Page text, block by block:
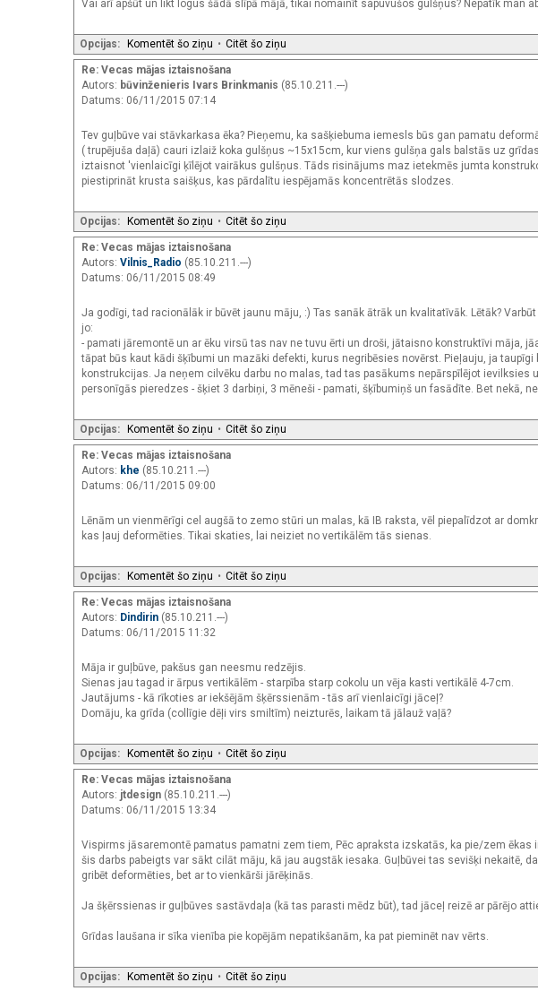
Vai arī apšūt un likt logus šādā slīpā mājā, tikai nomainīt sapuvušos gulšņus? Nepatīk man
Opcijas: Komentēt šo ziņu • Citēt šo ziņu
Re: Vecas mājas iztaisnošana
Autors: būvinženieris Ivars Brinkmanis (85.10.211.---)
Datums: 06/11/2015 07:14
Tev guļbūve vai stāvkarkasa ēka? Pieņemu, ka sašķiebuma iemesls būs gan pamatu
( trupējuša daļā) cauri izlaiž koka gulšņus ~15x15cm, kur viens gulšņa gals balstās uz
iztaisnot 'vienlaicīgi ķīlējot vairākus gulšņus. Tāds risinājums maz ietekmēs jumta
piestiprināt krusta saišķus, kas pārdalītu iespējamās koncentrētās slodzes.
Opcijas: Komentēt šo ziņu • Citēt šo ziņu
Re: Vecas mājas iztaisnošana
Autors: Vilnis_Radio (85.10.211.---)
Datums: 06/11/2015 08:49
Ja godīgi, tad racionālāk ir būvēt jaunu māju, :) Tas sanāk ātrāk un kvalitatīvāk. Lētāk?
jo:
- pamati jāremontē un ar ēku virsū tas nav ne tuvu ērti un droši, jātaisno konstruktīvi māja,
tāpat būs kaut kādi šķībumi un mazāki defekti, kurus negribēsies novērst. Pieļauju, ja
konstrukcijas. Ja neņem cilvēku darbu no malas, tad tas pasākums nepārspīlējot ievilksies
personīgās pieredzes - šķiet 3 darbiņi, 3 mēneši - pamati, šķībumiņš un fasādīte. Bet nekā,
Opcijas: Komentēt šo ziņu • Citēt šo ziņu
Re: Vecas mājas iztaisnošana
Autors: khe (85.10.211.---)
Datums: 06/11/2015 09:00
Lēnām un vienmērīgi cel augšā to zemo stūri un malas, kā IB raksta, vēl piepalīdzot ar
kas ļauj deformēties. Tikai skaties, lai neiziet no vertikālēm tās sienas.
Opcijas: Komentēt šo ziņu • Citēt šo ziņu
Re: Vecas mājas iztaisnošana
Autors: Dindirin (85.10.211.---)
Datums: 06/11/2015 11:32
Māja ir guļbūve, pakšus gan neesmu redzējis.
Sienas jau tagad ir ārpus vertikālēm - starpība starp cokolu un vēja kasti vertikālē 4-7cm.
Jautājums - kā rīkoties ar iekšējām šķērssienām - tās arī vienlaicīgi jāceļ?
Domāju, ka grīda (collīgie dēļi virs smiltīm) neizturēs, laikam tā jālauž vaļā?
Opcijas: Komentēt šo ziņu • Citēt šo ziņu
Re: Vecas mājas iztaisnošana
Autors: jtdesign (85.10.211.---)
Datums: 06/11/2015 13:34
Vispirms jāsaremontē pamatus pamatni zem tiem, Pēc apraksta izskatās, ka pie/zem
šis darbs pabeigts var sākt cilāt māju, kā jau augstāk iesaka. Guļbūvei tas sevišķi nekaitē,
gribēt deformēties, bet ar to vienkārši jārēķinās.
Ja šķērssienas ir guļbūves sastāvdaļa (kā tas parasti mēdz būt), tad jāceļ reizē ar pārējo
Grīdas laušana ir sīka vienība pie kopējām nepatikšanām, ka pat pieminēt nav vērts.
Opcijas: Komentēt šo ziņu • Citēt šo ziņu